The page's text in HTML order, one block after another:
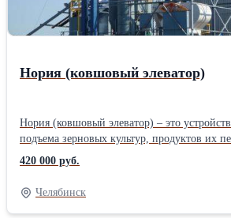
Нория (ковшовый элеватор)
Нория (ковшовый элеватор) – это
подъема зерновых культур, продуктов их
других сыпучих материалов в
плоскости. С помощью этого оборудования
загружается в емкости на
производство
420 000 руб.
Челябинск